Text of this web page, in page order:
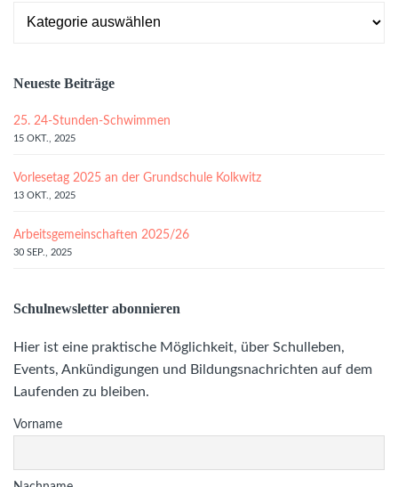
Neueste Beiträge
25. 24-Stunden-Schwimmen
15 OKT., 2025
Vorlesetag 2025 an der Grundschule Kolkwitz
13 OKT., 2025
Arbeitsgemeinschaften 2025/26
30 SEP., 2025
Schulnewsletter abonnieren
Hier ist eine praktische Möglichkeit, über Schulleben,
Events, Ankündigungen und Bildungsnachrichten auf dem
Laufenden zu bleiben.
Vorname